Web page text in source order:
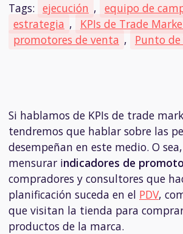
Tags: ejecución , equipo de
estrategia , KPIs de Trade
promotores de venta , Punto
Si hablamos de KPIs de trade
tendremos que hablar sobre las
desempeñan en este medio. O
mensurar indicadores de
compradores y consultores que
planificación suceda en el PDV,
que visitan la tienda para
productos de la marca.